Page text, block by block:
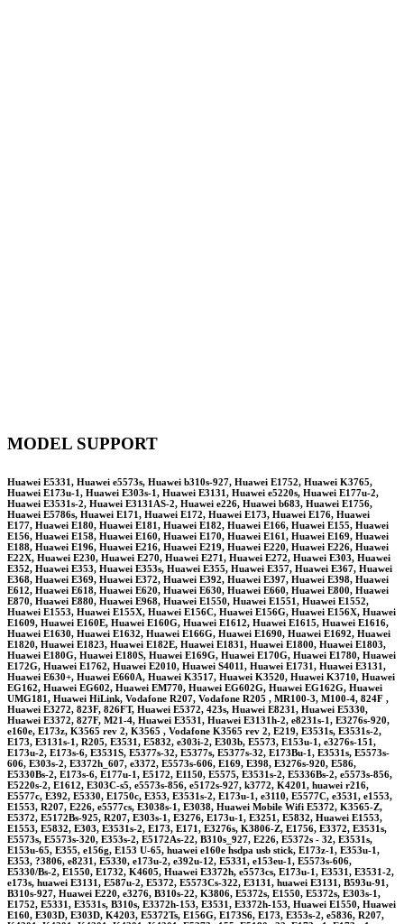
MODEL SUPPORT
Huawei E5331, Huawei e5573s, Huawei b310s-927, Huawei E1752, Huawei K3765,
Huawei E173u-1, Huawei E303s-1, Huawei E3131, Huawei e5220s, Huawei E177u-2,
Huawei E3531s-2, Huawei E3131AS-2, Huawei e226, Huawei b683, Huawei E1756,
Huawei E5786s, Huawei E171, Huawei E172, Huawei E173, Huawei E176, Huawei
E177, Huawei E180, Huawei E181, Huawei E182, Huawei E166, Huawei E155, Huawei
E156, Huawei E158, Huawei E160, Huawei E170, Huawei E161, Huawei E169, Huawei
E188, Huawei E196, Huawei E216, Huawei E219, Huawei E220, Huawei E226, Huawei
E22X, Huawei E230, Huawei E270, Huawei E271, Huawei E272, Huawei E303, Huawei
E352, Huawei E353, Huawei E353s, Huawei E355, Huawei E357, Huawei E367, Huawei
E368, Huawei E369, Huawei E372, Huawei E392, Huawei E397, Huawei E398, Huawei
E612, Huawei E618, Huawei E620, Huawei E630, Huawei E660, Huawei E800, Huawei
E870, Huawei E880, Huawei E968, Huawei E1550, Huawei E1551, Huawei E1552,
Huawei E1553, Huawei E155X, Huawei E156C, Huawei E156G, Huawei E156X, Huawei
E1609, Huawei E160E, Huawei E160G, Huawei E1612, Huawei E1615, Huawei E1616,
Huawei E1630, Huawei E1632, Huawei E166G, Huawei E1690, Huawei E1692, Huawei
E1820, Huawei E1823, Huawei E182E, Huawei E1831, Huawei E1800, Huawei E1803,
Huawei E180G, Huawei E180S, Huawei E169G, Huawei E170G, Huawei E1780, Huawei
E172G, Huawei E1762, Huawei E2010, Huawei S4011, Huawei E1731, Huawei E3131,
Huawei E630+, Huawei E660A, Huawei K3517, Huawei K3520, Huawei K3710, Huawei
EG162, Huawei EG602, Huawei EM770, Huawei EG602G, Huawei EG162G, Huawei
UMG181, Huawei HiLink, Vodafone R207, Vodafone R205 , MR100-3, M100-4, 824F ,
Huawei E3272, 823F, 826FT, Huawei E5372, 423s, Huawei E8231, Huawei E5330,
Huawei E3372, 827F, M21-4, Huawei E3531, Huawei E3131h-2, e8231s-1, E3276s-920,
e160e, E173z, K3565 rev 2, K3565 , Vodafone K3565 rev 2, E219, E3531s, E3531s-2,
E173, E3131s-1, R205, E3531, E5832, e303i-2, E303b, E5573, E153u-1, e3276s-151,
E173u-2, E173s-6, E3531S, E5377s-32, E5377s, E5377s-32, E173Bu-1, E3531s, E5573s-
606, E303s-2, E3372h_607, e3372, E5573s-606, E169, E398, E3276s-920, E586,
E5330Bs-2, E173s-6, E177u-1, E5172, E1150, E5575, E3531s-2, E5336Bs-2, e5573s-856,
E5220s-2, E1612, E303C-s5, e5573s-856, e5172s-927, k3772, K4201, huawei r216,
E5577c, E392, E5330, E1750c, E353, E3531s-2, E173u-1, e3110, E5577C, e3531, e1553,
E1553, R207, E226, e5577cs, E3038s-1, E3038, Huawei Mobile Wifi E5372, K3565-Z,
E5372, E5172Bs-925, R207, E303s-1, E3276, E173u-1, E3251, E5832, Huawei E1553,
E1553, E5832, E303, E3531s-2, E173, E171, E3276s, K3806-Z, E1756, E3372, E3531s,
E5573s, E5573s-320, E353s-2, E5172As-22, B310s_927, E226, E5372s - 32, E3531s,
E153u-65, E355, e156g, E153 U-65, huawei e160e hsdpa usb stick, E173z-1, E353u-1,
E353, ?3806, e8231, E5330, e173u-2, e392u-12, E5331, e153eu-1, E5573s-606,
E5330/Bs-2, E1550, E1732, K4605, Huawei E3372h, e5573cs, E173u-1, E3531, E3531-2,
e173s, huawei E3131, E587u-2, E5372, E5573Cs-322, E3131, huawei E3131, B593u-91,
B310s-927, Huawei E220, e3276, B310s-22, K3806, E5372s, E1550, E5372s, E303s-1,
E1752, E5331, E3531s, B310s, E3372h-153, E3531, E3372h-153, Huawei E1550, Huawei
E160, E303D, E303D, K4203, E5372Ts, E156G, E173S6, E173, E353s-2, e5836, R207,